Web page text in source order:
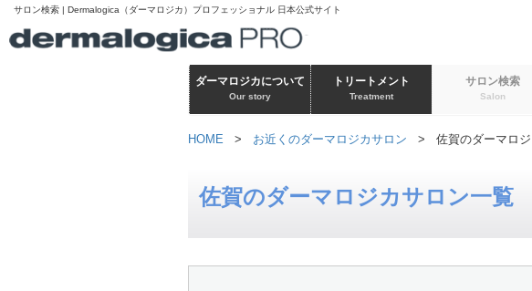
サロン検索 | Dermalogica（ダーマロジカ）プロフェッショナル 日本公式サイト
ダーマロジカについて
Our story
トリートメント
Treatment
サロン検索
Salon
HOME > お近くのダーマロジカサロン > 佐賀のダーマロジ
佐賀のダーマロジカサロン一覧